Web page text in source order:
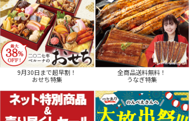
9月30日まで超早割！
おせち特集
全商品送料無料！
うなぎ特集